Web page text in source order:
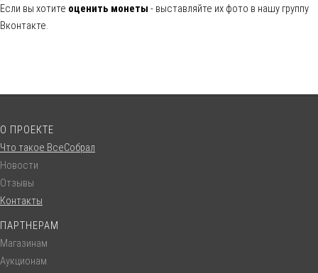
Если вы хотите оценить монеты - выставляйте их фото в нашу группу
Вконтакте.
О ПРОЕКТЕ
Что такое ВсеСобрал
Новости
Отзывы
Контакты
ПАРТНЕРАМ
Магазинам
Аукционам